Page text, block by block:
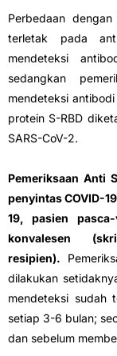
Perbedaan
terletak pada
mendeteksi
sedangkan
mendeteksi
protein S-RBD
SARS-CoV-2.
Pemeriksaan Anti
penyintas COVID-
19, pasien
konvalesen
resipien).
dilakukan
mendeteksi sudah
setiap 3-6 bulan;
dan sebelum